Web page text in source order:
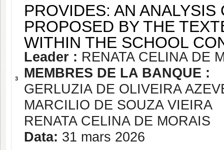
3
PROVIDES: AN
PROPOSED BY THE
WITHIN THE SCHOOL
Leader : RENATA CELINA DE
MEMBRES DE LA BANQUE :
GERLUZIA DE OLIVEIRA
MARCILIO DE SOUZA VIEIRA
RENATA CELINA DE MORAIS
Data: 31 mars 2026